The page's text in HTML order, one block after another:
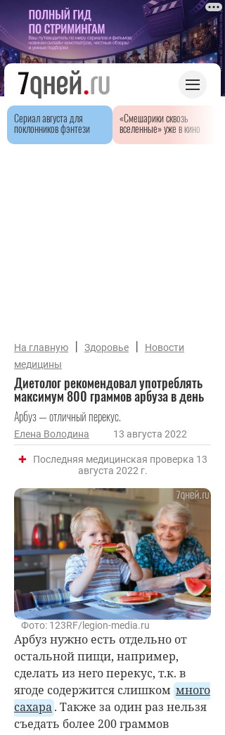
Сериал августа для
поклонников фэнтези
«Смешарики сквозь
вселенные» уже в кино
На главную | Здоровье |
Новости
медицины
Диетолог рекомендовал употреблять
максимум 800 граммов арбуза в день
Арбуз — отличный перекус.
Елена Володина 13 августа 2022
Последняя медицинская проверка 13
августа 2022 г.
Фото: 123RF/legion-media.ru
Арбуз нужно есть отдельно от
остальной пищи, например,
сделать из него перекус, т.к. в
ягоде содержится слишком много
сахара. Также за один раз нельзя
съедать более 200 граммов